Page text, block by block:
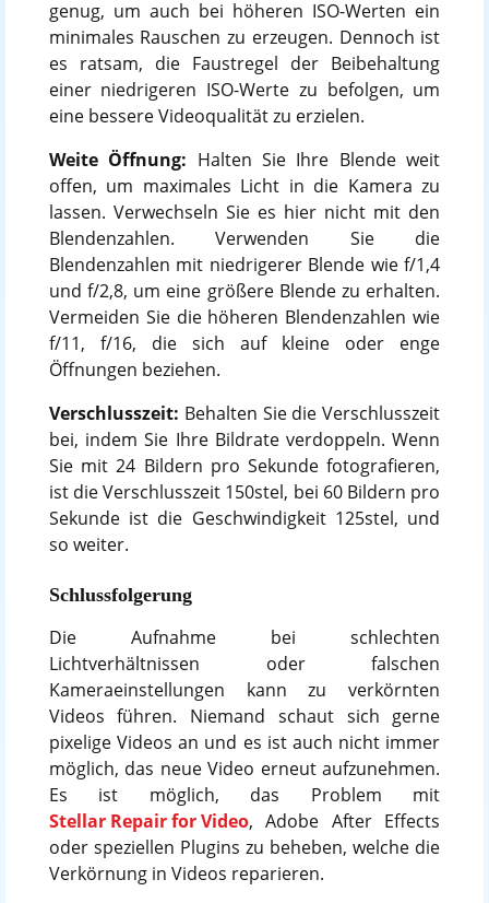
genug, um auch bei höheren ISO-Werten ein
minimales Rauschen zu erzeugen. Dennoch ist
es ratsam, die Faustregel der Beibehaltung
einer niedrigeren ISO-Werte zu befolgen, um
eine bessere Videoqualität zu erzielen.
Weite Öffnung: Halten Sie Ihre Blende weit
offen, um maximales Licht in die Kamera zu
lassen. Verwechseln Sie es hier nicht mit den
Blendenzahlen. Verwenden Sie die
Blendenzahlen mit niedrigerer Blende wie f/1,4
und f/2,8, um eine größere Blende zu erhalten.
Vermeiden Sie die höheren Blendenzahlen wie
f/11, f/16, die sich auf kleine oder enge
Öffnungen beziehen.
Verschlusszeit: Behalten Sie die Verschlusszeit
bei, indem Sie Ihre Bildrate verdoppeln. Wenn
Sie mit 24 Bildern pro Sekunde fotografieren,
ist die Verschlusszeit 150stel, bei 60 Bildern pro
Sekunde ist die Geschwindigkeit 125stel, und
so weiter.
Schlussfolgerung
Die Aufnahme bei schlechten
Lichtverhältnissen oder falschen
Kameraeinstellungen kann zu verkörnten
Videos führen. Niemand schaut sich gerne
pixelige Videos an und es ist auch nicht immer
möglich, das neue Video erneut aufzunehmen.
Es ist möglich, das Problem mit
Stellar Repair for Video, Adobe After Effects
oder speziellen Plugins zu beheben, welche die
Verkörnung in Videos reparieren.